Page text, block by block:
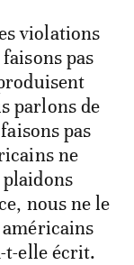
violations
pas
parlons de
pas
ne
nous ne le
américains
t-elle écrit.